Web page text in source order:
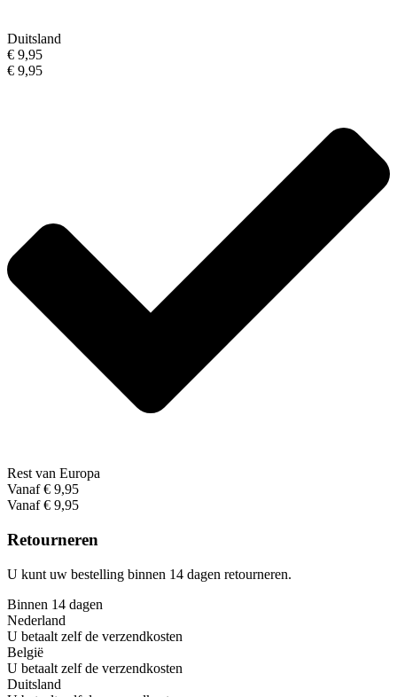
Duitsland
€ 9,95
€ 9,95
Rest van Europa
Vanaf € 9,95
Vanaf € 9,95
Retourneren
U kunt uw bestelling binnen 14 dagen retourneren.
Binnen 14 dagen
Nederland
U betaalt zelf de verzendkosten
België
U betaalt zelf de verzendkosten
Duitsland